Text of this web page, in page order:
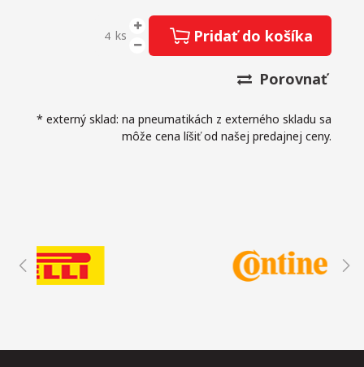
ks Pridať do košíka
Porovnať
* externý sklad: na pneumatikách z externého skladu sa
môže cena líšiť od našej predajnej ceny.